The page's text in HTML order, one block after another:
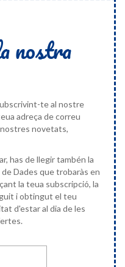
nostra
te al nostre
adreça de correu
novetats,
has de llegir tambén la
Dades que trobaràs en
la teua subscripció, la
i obtingut el teu
d'estar al dia de les